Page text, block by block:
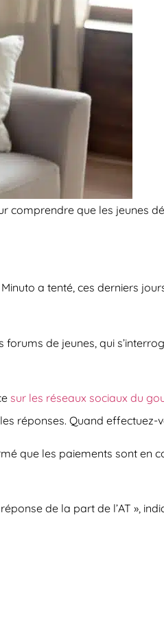
comprendre que les jeunes
a tenté, ces derniers
de jeunes, qui
sur les réseaux sociaux du
réponses. Quand effectuez-
que les paiements sont en
de la part de l’AT »,